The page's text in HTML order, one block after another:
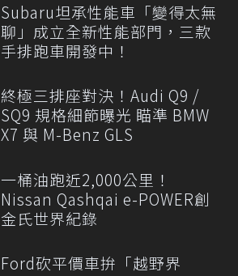
Subaru坦承性能車「變得太無
聊」成立全新性能部門，三款
手排跑車開發中！
終極三排座對決！Audi Q9 /
SQ9 規格細節曝光 瞄準 BMW
X7 與 M-Benz GLS
一桶油跑近2,000公里！
Nissan Qashqai e-POWER創
金氏世界紀錄
Ford砍平價車拚「越野界